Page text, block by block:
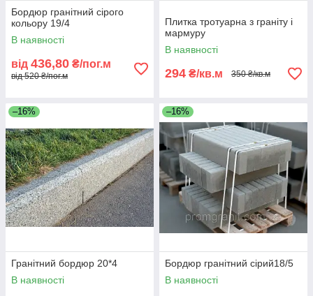
Бордюр гранітний сірого
кольору 19/4
В наявності
від 436,80 ₴/пог.м
від 520 ₴/пог.м
Плитка тротуарна з граніту і
мармуру
В наявності
294 ₴/кв.м 350 ₴/кв.м
–16%
Гранітний бордюр 20*4
В наявності
–16%
Бордюр гранітний сірий18/5
В наявності